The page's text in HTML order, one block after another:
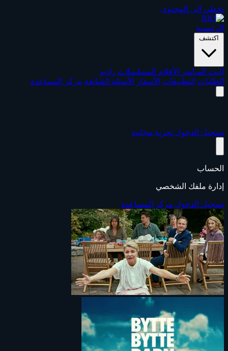
تخطي إلى المحتوى
الرئيسية
اكتشف
البث المباشر الأفلام المسلسلات راديو
الطلبات التطبيقات الأسعار الأسئلة الشائعة مركز المساعدة
تسجيل الدخول تجربة مجانية
الحساب
إدارة ملفك الشخصي
تسجيل الدخول مركز المساعدة